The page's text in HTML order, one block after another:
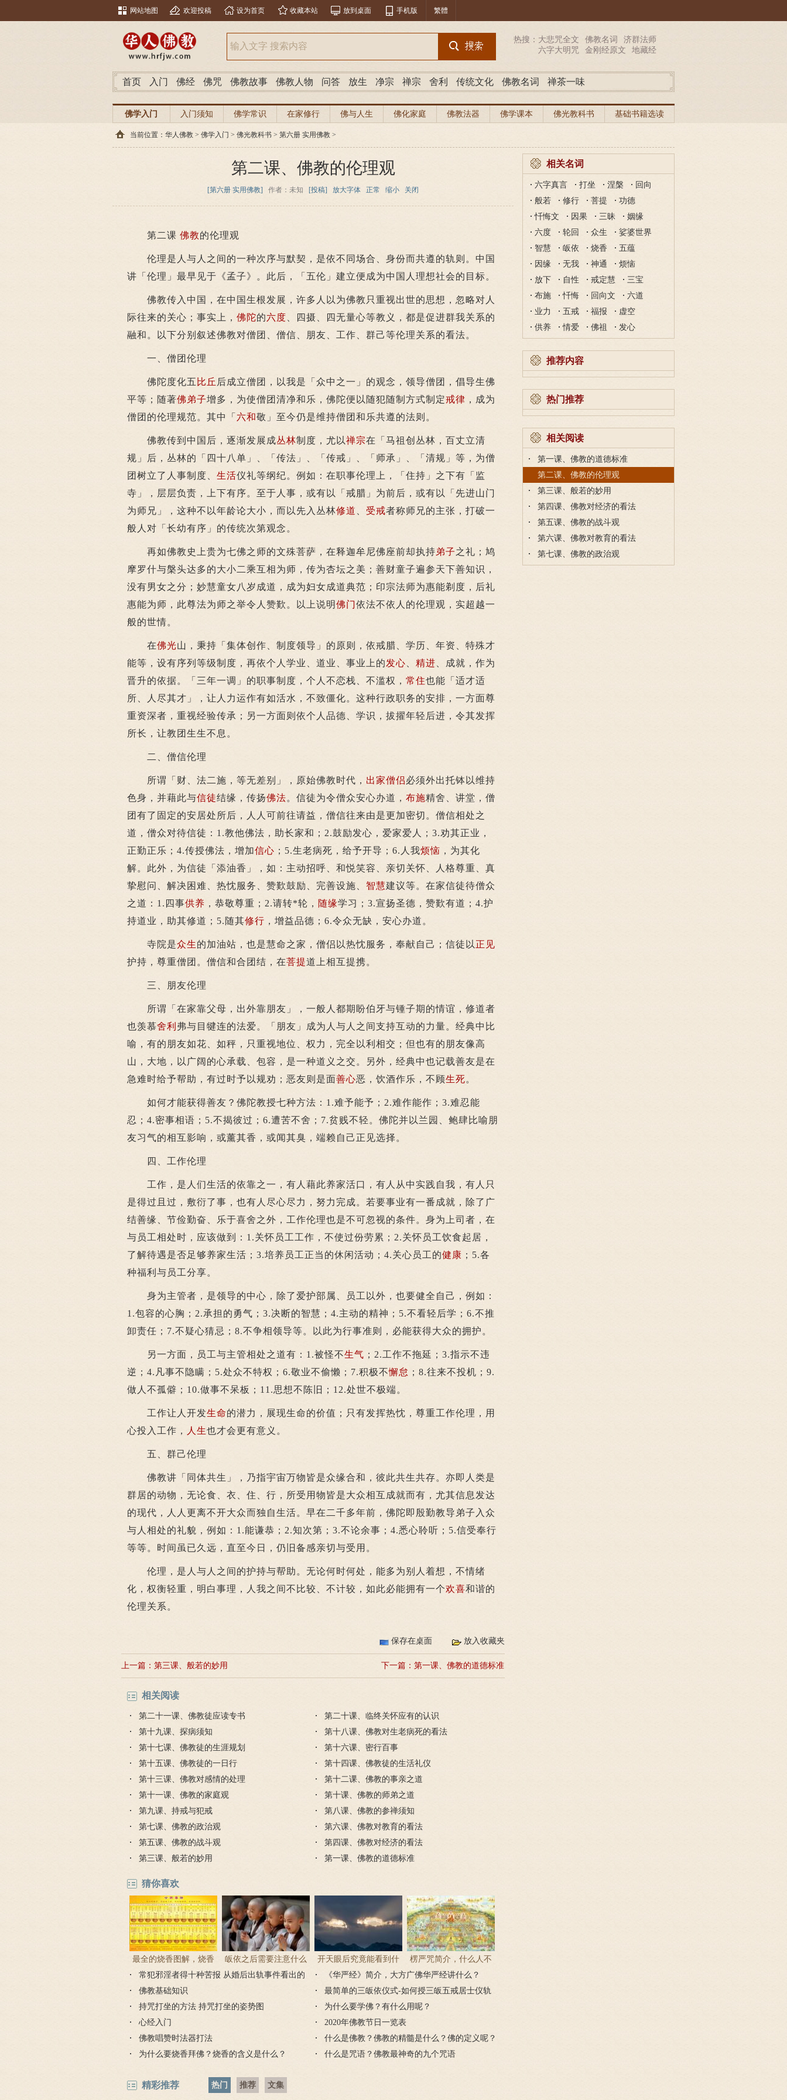
网站地图 欢迎投稿 设为首页 收藏本站 放到桌面 手机版 繁體
热搜： 大悲咒全文 佛教名词
济群法师
六字大明咒
金刚经原文 地藏经
首页 入门 佛经 佛咒 佛教故事 佛教人物 问答 放生 净宗 禅宗 舍利 传统文化 佛教名词 禅茶一味
佛学入门 入门须知 佛学常识 在家修行 佛与人生 佛化家庭 佛教法器 佛学课本 佛光教科书 基础书籍选读
当前位置： 华人佛教 > 佛学入门 > 佛光教科书 > 第六册 实用佛教 >
第二课、佛教的伦理观
[第六册 实用佛教] 作者：未知 [投稿] 放大字体 正常 缩小 关闭
第二课 佛教的伦理观
伦理是人与人之间的一种次序与默契，是依不同场合、身份而共遵的轨则。中国
讲「伦理」最早见于《孟子》。此后，「五伦」建立便成为中国人理想社会的目标。
佛教传入中国，在中国生根发展，许多人以为佛教只重视出世的思想，忽略对人
际往来的关心；事实上， 佛陀的六度 、四摄、四无量心等教义，都是促进群我关系的
融和。以下分别叙述佛教对僧团、僧信、朋友、工作、群己等伦理关系的看法。
一、僧团伦理
佛陀度化五 比丘 后成立僧团，以我是「众中之一」的观念，领导僧团，倡导生佛
平等；随著佛弟子增多，为使僧团清净和乐，佛陀便以随犯随制方式制定戒律 ，成为
僧团的伦理规范。其中「 六和敬」至今仍是维持僧团和乐共遵的法则。
佛教传到中国后，逐渐发展成丛林制度，尤以禅宗在「马祖创丛林，百丈立清
规」后，丛林的「四十八单」、「传法」、「传戒」、「师承」、「清规」等，为僧
团树立了人事制度、 生活仪礼等纲纪。例如：在职事伦理上，「住持」之下有「监
寺」，层层负责，上下有序。至于人事，或有以「戒腊」为前后，或有以「先进山门
为师兄」，这种不以年龄论大小，而以先入丛林修道 受戒者称师兄的主张，打破一
般人对「长幼有序」的传统次第观念。
再如佛教史上贵为七佛之师的文殊菩萨，在释迦牟尼佛座前却执持弟子之礼；鸠
摩罗什与槃头达多的大小二乘互相为师，传为杏坛之美；善财童子遍参天下善知识，
没有男女之分；妙慧童女八岁成道，成为妇女成道典范；印宗法师为惠能剃度，后礼
惠能为师，此尊法为师之举令人赞歎。以上说明佛门依法不依人的伦理观，实超越一
般的世情。
在佛光山，秉持「集体创作、制度领导」的原则，依戒腊、学历、年资、特殊才
能等，设有序列等级制度，再依个人学业、道业、事业上的发心 精进 、成就，作为
晋升的依据。「三年一调」的职事制度，个人不恋栈、不滥权， 常住也能「适才适
所、人尽其才」，让人力运作有如活水，不致僵化。这种行政职务的安排，一方面尊
重资深者，重视经验传承；另一方面则依个人品德、学识，拔擢年轻后进，令其发挥
所长，让教团生生不息。
二、僧信伦理
所谓「财、法二施，等无差别」，原始佛教时代， 出家僧侣必须外出托钵以维持
色身，并藉此与信徒结缘，传扬佛法。信徒为令僧众安心办道， 布施精舍、讲堂，僧
团有了固定的安居处所后，人人可前往请益，僧信往来由是更加密切。僧信相处之
道，僧众对待信徒：1.教他佛法，助长家和；2.鼓励发心，爱家爱人；3.劝其正业，
正勤正乐；4.传授佛法，增加信心 ；5.生老病死，给予开导；6.人我烦恼 ，为其化
解。此外，为信徒「添油香」，如：主动招呼、和悦笑容、亲切关怀、人格尊重、真
挚慰问、解决困难、热忱服务、赞歎鼓励、完善设施、 智慧建议等。在家信徒待僧众
之道：1.四事供养 ，恭敬尊重；2.请转*轮， 随缘学习；3.宣扬圣德，赞歎有道；4.护
持道业，助其修道；5.随其修行 ，增益品德；6.令众无缺，安心办道。
寺院是众生的加油站，也是慧命之家，僧侣以热忱服务，奉献自己；信徒以 正见
护持，尊重僧团。僧信和合团结，在菩提道上相互提携。
三、朋友伦理
所谓「在家靠父母，出外靠朋友」，一般人都期盼伯牙与锺子期的情谊，修道者
也羡慕舍利 弗与目犍连的法爱。「朋友」成为人与人之间支持互动的力量。经典中比
喻，有的朋友如花、如秤，只重视地位、权力，完全以利相交；但也有的朋友像高
山，大地，以广阔的心承载、包容，是一种道义之交。另外，经典中也记载善友是在
急难时给予帮助，有过时予以规劝；恶友则是面善心恶，饮酒作乐，不顾生死。
如何才能获得善友？佛陀教授七种方法：1.难予能予；2.难作能作；3.难忍能
忍；4.密事相语；5.不揭彼过；6.遭苦不舍；7.贫贱不轻。佛陀并以兰园、鲍肆比喻朋
友习气的相互影响，或薰其香，或闻其臭，端赖自己正见选择。
四、工作伦理
工作，是人们生活的依靠之一，有人藉此养家活口，有人从中实践自我，有人只
是得过且过，敷衍了事，也有人尽心尽力，努力完成。若要事业有一番成就，除了广
结善缘、节俭勤奋、乐于喜舍之外，工作伦理也是不可忽视的条件。身为上司者，在
与员工相处时，应该做到：1.关怀员工工作，不使过份劳累；2.关怀员工饮食起居，
了解待遇是否足够养家生活；3.培养员工正当的休闲活动；4.关心员工的健康 ；5.各
种福利与员工分享。
身为主管者，是领导的中心，除了爱护部属、员工以外，也要健全自己，例如：
1.包容的心胸；2.承担的勇气；3.决断的智慧；4.主动的精神；5.不看轻后学；6.不推
卸责任；7.不疑心猜忌；8.不争相领导等。以此为行事准则，必能获得大众的拥护。
另一方面，员工与主管相处之道有：1.被怪不生气 ；2.工作不拖延；3.指示不违
逆；4.凡事不隐瞒；5.处众不特权；6.敬业不偷懒；7.积极不懈怠 ；8.往来不投机；9.
做人不孤僻；10.做事不呆板；11.思想不陈旧；12.处世不极端。
工作让人开发生命的潜力，展现生命的价值；只有发挥热忱，尊重工作伦理，用
心投入工作，
人生也才会更有意义。
五、群己伦理
佛教讲「同体共生」，乃指宇宙万物皆是众缘合和，彼此共生共存。亦即人类是
群居的动物，无论食、衣、住、行，所受用物皆是大众相互成就而有，尤其信息发达
的现代，人人更离不开大众而独自生活。早在二千多年前，佛陀即殷勤教导弟子入众
与人相处的礼貌，例如：1.能谦恭；2.知次第；3.不论余事；4.悉心聆听；5.信受奉行
等等。时间虽已久远，直至今日，仍旧备感亲切与受用。
伦理，是人与人之间的护持与帮助。无论何时何处，能多为别人着想，不情绪
化，权衡轻重，明白事理，人我之间不比较、不计较，如此必能拥有一个欢喜和谐的
伦理关系。
保存在桌面 放入收藏夹
上一篇： 第三课、般若的妙用 下一篇： 第一课、佛教的道德标准
相关阅读
第二十一课、佛教徒应读专书
第二十课、临终关怀应有的认识
第十九课、探病须知
第十八课、佛教对生老病死的看法
第十七课、佛教徒的生涯规划
第十六课、密行百事
第十五课、佛教徒的一日行
第十四课、佛教徒的生活礼仪
第十三课、佛教对感情的处理
第十二课、佛教的事亲之道
第十一课、佛教的家庭观
第十课、佛教的师弟之道
第九课、持戒与犯戒
第八课、佛教的参禅须知
第七课、佛教的政治观
第六课、佛教对教育的看法
第五课、佛教的战斗观
第四课、佛教对经济的看法
第三课、般若的妙用
第一课、佛教的道德标准
猜你喜欢
最全的烧香图解，烧香
有何含义与讲究？
皈依之后需要注意什么
吗 皈依佛门后的注意事
开天眼后究竟能看到什
么？
楞严咒简介，什么人不
能念楞严咒？
常犯邪淫者得十种苦报 从婚后出轨事件看出的
因果报应
《华严经》简介，大方广佛华严经讲什么？
佛教基础知识
最简单的三皈依仪式-如何授三皈五戒居士仪轨
持咒打坐的方法 持咒打坐的姿势图
为什么要学佛？有什么用呢？
心经入门
2020年佛教节日一览表
佛教唱赞时法器打法
什么是佛教？佛教的精髓是什么？佛的定义呢？
为什么要烧香拜佛？烧香的含义是什么？
什么是咒语？佛教最神奇的九个咒语
精彩推荐 热门 推荐 文集
相关名词
六字真言 打坐 涅槃
回向
般若
修行 菩提
功德
忏悔文
因果 三昧
姻缘
六度
轮回 众生
娑婆世界
智慧
皈依 烧香
五蕴
因缘
无我 神通
烦恼
放下
自性 戒定慧
三宝
布施
忏悔 回向文
六道
业力
五戒 福报
虚空
供养
情爱 佛祖 发心
推荐内容
热门推荐
相关阅读
第一课、佛教的道德标准
第二课、佛教的伦理观
第三课、般若的妙用
第四课、佛教对经济的看法
第五课、佛教的战斗观
第六课、佛教对教育的看法
第七课、佛教的政治观